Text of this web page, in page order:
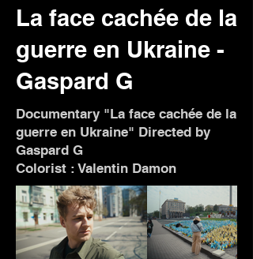
La face cachée de la
guerre en Ukraine -
Gaspard G
Documentary "La face cachée de la
guerre en Ukraine" Directed by
Gaspard G
Colorist : Valentin Damon